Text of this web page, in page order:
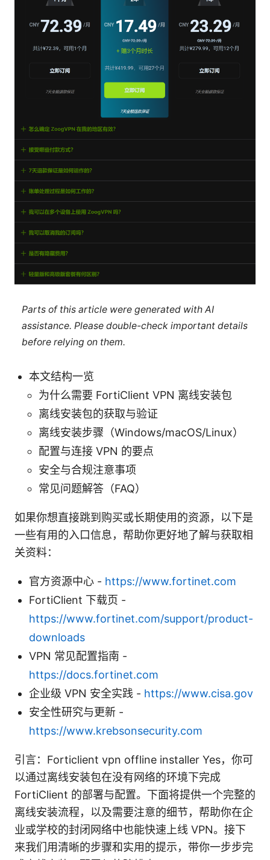
Parts of this article were generated with AI
assistance. Please double-check important details
before relying on them.
本文结构一览
为什么需要 FortiClient VPN 离线安装包
离线安装包的获取与验证
离线安装步骤（Windows/macOS/Linux）
配置与连接 VPN 的要点
安全与合规注意事项
常见问题解答（FAQ）
如果你想直接跳到购买或长期使用的资源，以下是
一些有用的入口信息，帮助你更好地了解与获取相
关资料：
官方资源中心 - https://www.fortinet.com
FortiClient 下载页 -
https://www.fortinet.com/support/product-
downloads
VPN 常见配置指南 -
https://docs.fortinet.com
企业级 VPN 安全实践 - https://www.cisa.gov
安全性研究与更新 -
https://www.krebsonsecurity.com
引言：Forticlient vpn offline installer Yes，你可
以通过离线安装包在没有网络的环境下完成
FortiClient 的部署与配置。下面将提供一个完整的
离线安装流程，以及需要注意的细节，帮助你在企
业或学校的封闭网络中也能快速上线 VPN。接下
来我们用清晰的步骤和实用的提示，带你一步步完